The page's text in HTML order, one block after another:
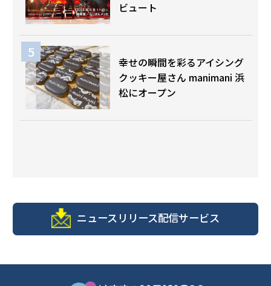
ビュート
幸せの瞬間を彩るアイシング
クッキー屋さん manimani 浜
松にオープン
ニュースリリース配信サービス